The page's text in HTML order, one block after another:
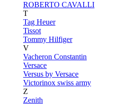
ROBERTO CAVALLI
T
Tag Heuer
Tissot
Tommy Hilfiger
V
Vacheron Constantin
Versace
Versus by Versace
Victorinox swiss army
Z
Zenith